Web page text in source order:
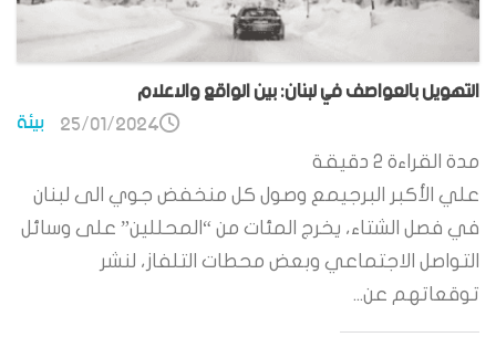
التهويل بالعواصف في لبنان: بين الواقع والاعلام
بيئة 25/01/2024
مدة القراءة 2 دقيقة
علي الأكبر البرجيمع وصول كل منخفض جوي الى لبنان
في فصل الشتاء، يخرج المئات من “المحللين” على وسائل
التواصل الاجتماعي وبعض محطات التلفاز، لنشر
توقعاتهم عن...